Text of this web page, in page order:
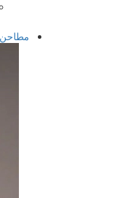
مطاحن